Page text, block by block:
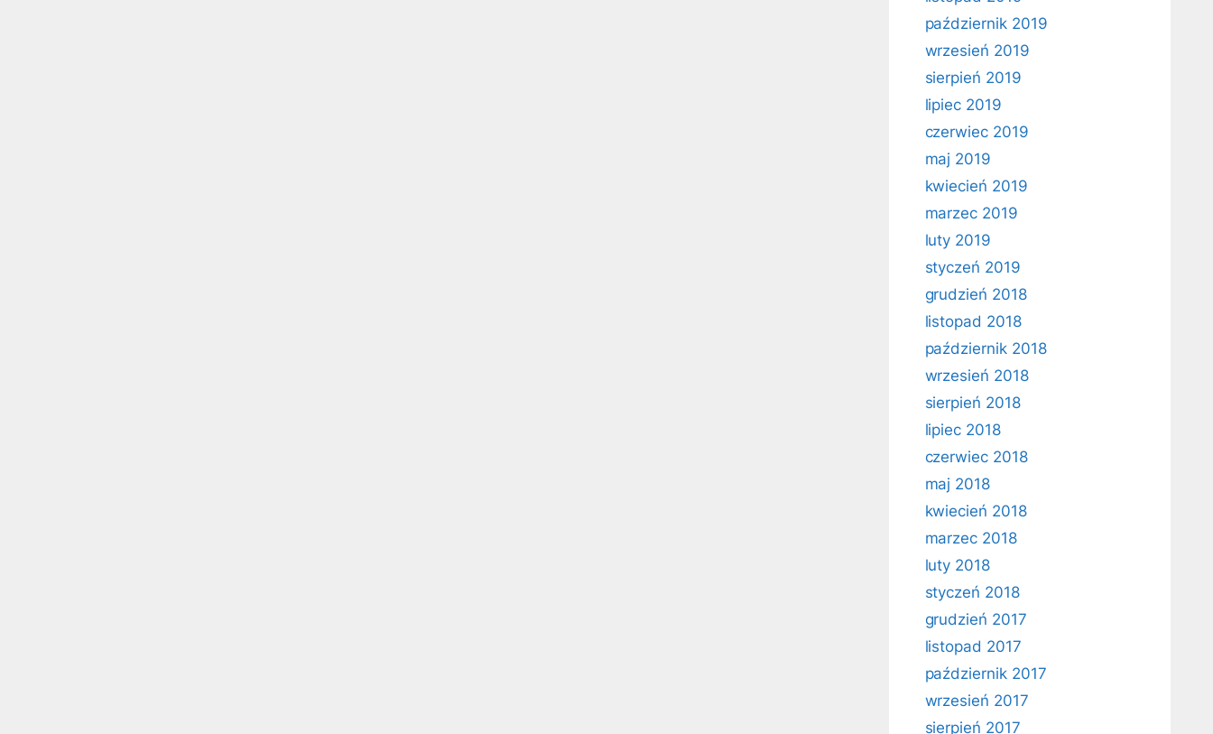
październik 2019
wrzesień 2019
sierpień 2019
lipiec 2019
czerwiec 2019
maj 2019
kwiecień 2019
marzec 2019
luty 2019
styczeń 2019
grudzień 2018
listopad 2018
październik 2018
wrzesień 2018
sierpień 2018
lipiec 2018
czerwiec 2018
maj 2018
kwiecień 2018
marzec 2018
luty 2018
styczeń 2018
grudzień 2017
listopad 2017
październik 2017
wrzesień 2017
sierpień 2017